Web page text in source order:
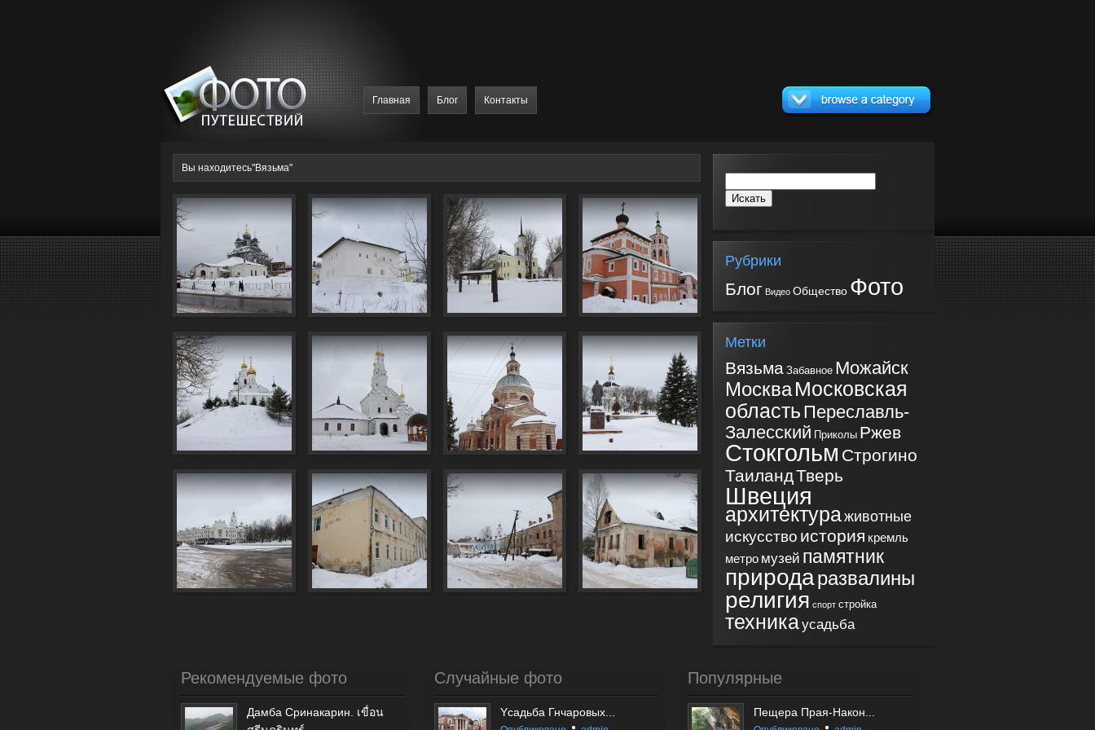
Главная Блог Контакты
Вы находитесь"Вязьма"
Рубрики
Блог Видео Общество Фото
Метки
Вязьма Забавное Можайск
МоскваМосковская
область Переславль-
Залесский Приколы Ржев
Стокгольм Строгино
ТаиландТверь
Швеция
архитектураживотные
искусство история кремль
метро музей памятник
природаразвалины
религия спорт стройка
техникаусадьба
Рекомендуемые фото
Дамба Сринакарин. เขื่อน
Случайные фото
Yсадьба Гнчаровых...
Популярные
Пещера Прая-Након...